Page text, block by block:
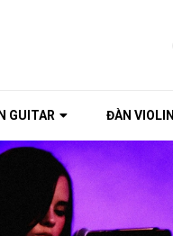
GUITAR ĐÀN VIOLIN